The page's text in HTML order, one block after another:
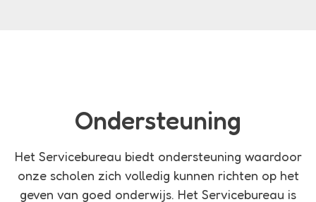
Ondersteuning
Het Servicebureau biedt ondersteuning waardoor
onze scholen zich volledig kunnen richten op het
geven van goed onderwijs. Het Servicebureau is